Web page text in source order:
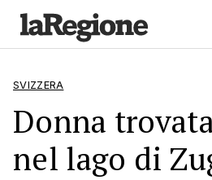
SVIZZERA
Donna
nel lago di